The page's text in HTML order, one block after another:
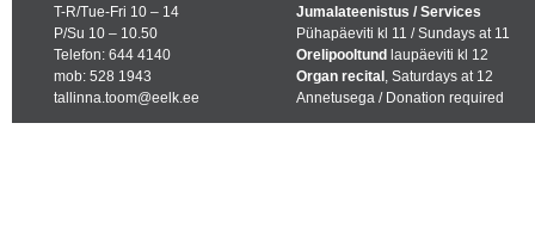
T-R/Tue-Fri 10 – 14
P/Su 10 – 10.50
Telefon: 644 4140
mob: 528 1943
tallinna.toom@eelk.ee
Jumalateenistus / Services
Pühapäeviti kl 11 / Sundays at 11
Orelipooltund laupäeviti kl 12
Organ recital , Saturdays at 12
Annetusega / Donation required